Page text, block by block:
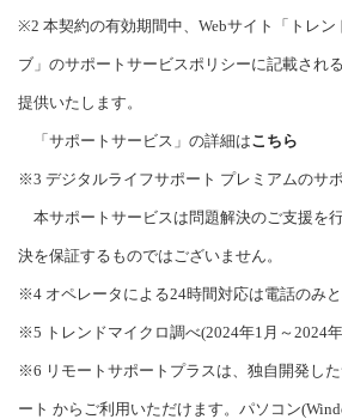
※2 本契約の有効期間中、Webサイト「トレン
ブ」のサポートサービスポリシーに記載され
提供いたします。
「サポートサービス」の詳細はこちら
※3 デジタルライフサポート プレミアムのサ
本サポートサービスは問題解決のご支援を
決を保証するものではございません。
※4 オペレータによる24時間対応は電話のみと
※5 トレンドマイクロ調べ(2024年1月～2024
※6 リモートサポートプラスは、独自開発し
ート からご利用いただけます。パソコン